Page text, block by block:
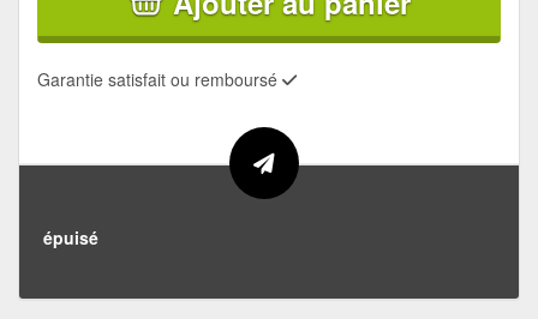
Garantie satisfait ou remboursé
épuisé